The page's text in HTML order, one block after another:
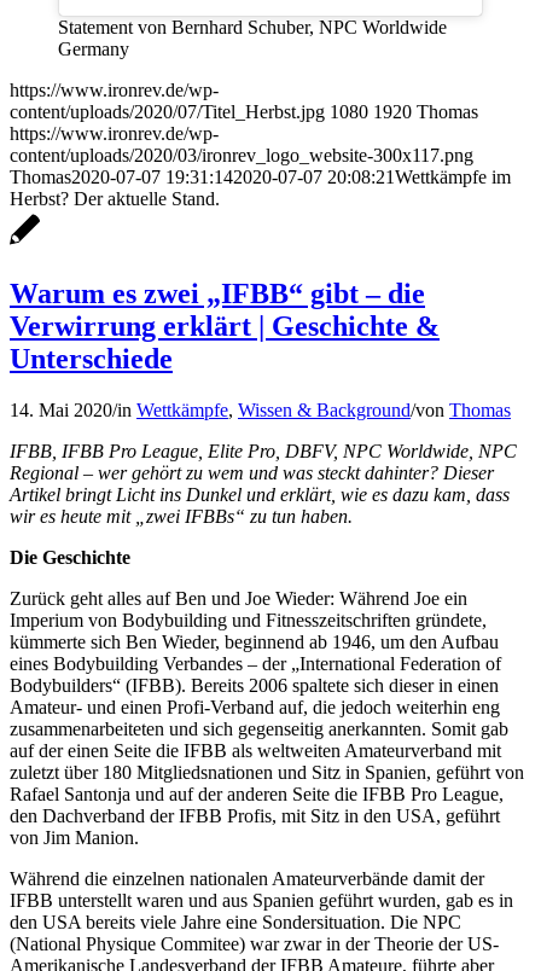
Statement von Bernhard Schuber, NPC Worldwide
Germany
https://www.ironrev.de/wp-
content/uploads/2020/07/Titel_Herbst.jpg 1080 1920 Thomas
https://www.ironrev.de/wp-
content/uploads/2020/03/ironrev_logo_website-300x117.png
Thomas2020-07-07 19:31:142020-07-07 20:08:21Wettkämpfe im
Herbst? Der aktuelle Stand.
Warum es zwei „IFBB“ gibt – die
Verwirrung erklärt | Geschichte &
Unterschiede
14. Mai 2020/in Wettkämpfe, Wissen & Background/von Thomas
IFBB, IFBB Pro League, Elite Pro, DBFV, NPC Worldwide, NPC
Regional – wer gehört zu wem und was steckt dahinter? Dieser
Artikel bringt Licht ins Dunkel und erklärt, wie es dazu kam, dass
wir es heute mit „zwei IFBBs“ zu tun haben.
Die Geschichte
Zurück geht alles auf Ben und Joe Wieder: Während Joe ein
Imperium von Bodybuilding und Fitnesszeitschriften gründete,
kümmerte sich Ben Wieder, beginnend ab 1946, um den Aufbau
eines Bodybuilding Verbandes – der „International Federation of
Bodybuilders“ (IFBB). Bereits 2006 spaltete sich dieser in einen
Amateur- und einen Profi-Verband auf, die jedoch weiterhin eng
zusammenarbeiteten und sich gegenseitig anerkannten. Somit gab
auf der einen Seite die IFBB als weltweiten Amateurverband mit
zuletzt über 180 Mitgliedsnationen und Sitz in Spanien, geführt von
Rafael Santonja und auf der anderen Seite die IFBB Pro League,
den Dachverband der IFBB Profis, mit Sitz in den USA, geführt
von Jim Manion.
Während die einzelnen nationalen Amateurverbände damit der
IFBB unterstellt waren und aus Spanien geführt wurden, gab es in
den USA bereits viele Jahre eine Sondersituation. Die NPC
(National Physique Commitee) war zwar in der Theorie der US-
Amerikanische Landesverband der IFBB Amateure, führte aber